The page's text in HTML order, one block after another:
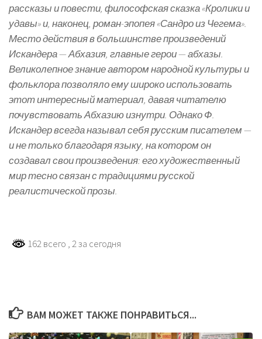
рассказы и повести, философская сказка «Кролики и
удавы» и, наконец, роман-эпопея «Сандро из Чегема».
Место действия в большинстве произведений
Искандера — Абхазия, главные герои — абхазы.
Великолепное знание автором народной культуры и
фольклора позволяло ему широко использовать
этот интересный материал, давая читателю
почувствовать Абхазию изнутри. Однако Ф.
Искандер всегда называл себя русским писателем —
и не только благодаря языку, на котором он
создавал свои произведения: его художественный
мир тесно связан с традициями русской
реалистической прозы.
162 всего , 2 за сегодня
ВАМ МОЖЕТ ТАКЖЕ ПОНРАВИТЬСЯ...